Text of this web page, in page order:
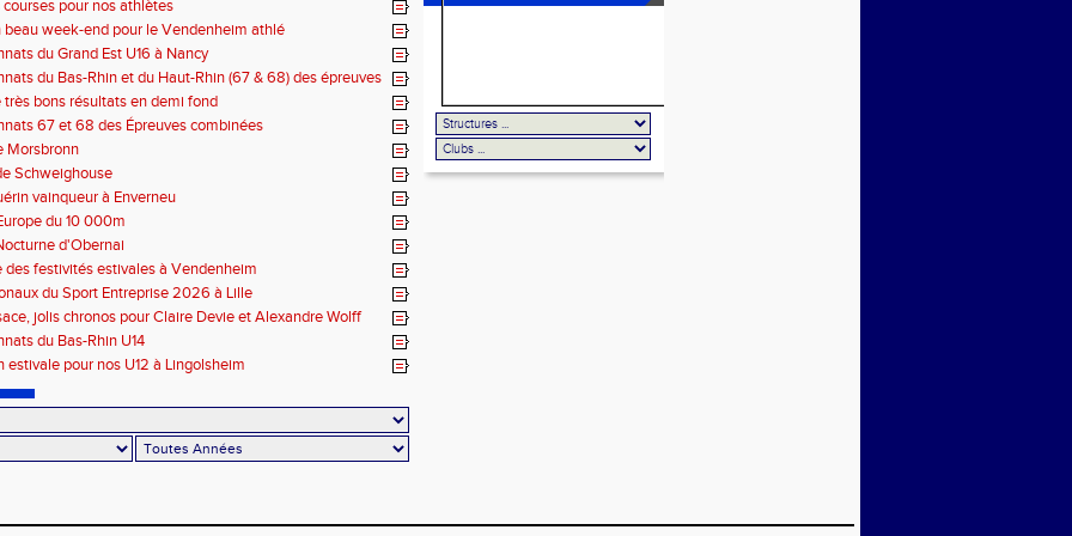
pour nos athlètes
beau week-end pour le Vendenheim athlé
du Grand Est U16 à Nancy
du Bas-Rhin et du Haut-Rhin (67 & 68) des épreuves
– La Wantzenau
très bons résultats en demi fond
67 et 68 des Épreuves combinées
Morsbronn
Schweighouse
vainqueur à Enverneu
du 10 000m
d'Obernai
des festivités estivales à Vendenheim
du Sport Entreprise 2026 à Lille
jolis chronos pour Claire Devie et Alexandre Wolff
du Bas-Rhin U14
estivale pour nos U12 à Lingolsheim
LES ESPACES